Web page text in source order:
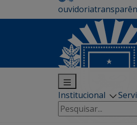
ouvidoria
Institucional
Pesquisar
por: